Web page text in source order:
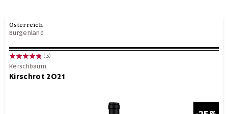
Österreich
Burgenland
(3)
Kerschbaum
Kirschrot 2021